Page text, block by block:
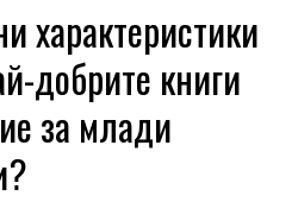
характеристики
добрите книги
за млади